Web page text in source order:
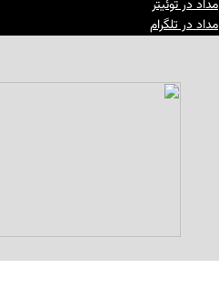
مداد در توئیتر
مداد در تلگرام